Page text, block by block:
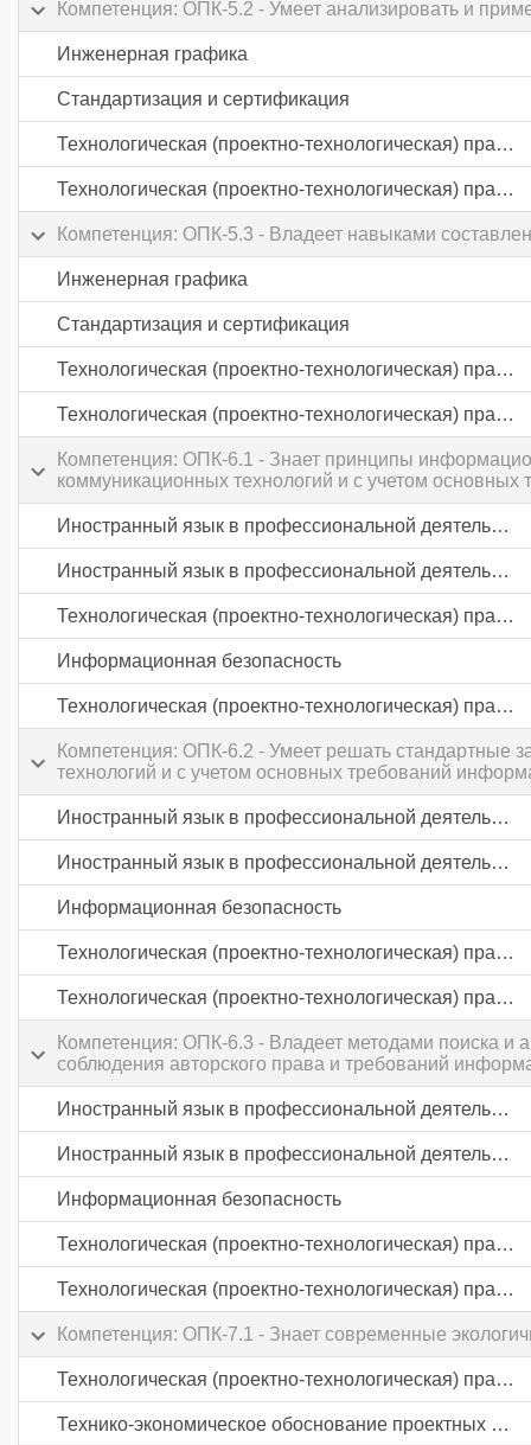
Компетенция: ОПК-5.2 - Умеет анализировать и
Инженерная графика
Стандартизация и сертификация
Технологическая (проектно-технологическая) практика
Технологическая (проектно-технологическая) практика
Компетенция: ОПК-5.3 - Владеет навыками
Инженерная графика
Стандартизация и сертификация
Технологическая (проектно-технологическая) практика
Технологическая (проектно-технологическая) практика
Компетенция: ОПК-6.1 - Знает принципы
коммуникационных технологий и с учетом
Иностранный язык в профессиональной деятельности
Иностранный язык в профессиональной деятельности
Технологическая (проектно-технологическая) практика
Информационная безопасность
Технологическая (проектно-технологическая) практика
Компетенция: ОПК-6.2 - Умеет решать стандартные
технологий и с учетом основных требований
Иностранный язык в профессиональной деятельности
Иностранный язык в профессиональной деятельности
Информационная безопасность
Технологическая (проектно-технологическая) практика
Технологическая (проектно-технологическая) практика
Компетенция: ОПК-6.3 - Владеет методами поиска и
соблюдения авторского права и требований
Иностранный язык в профессиональной деятельности
Иностранный язык в профессиональной деятельности
Информационная безопасность
Технологическая (проектно-технологическая) практика
Технологическая (проектно-технологическая) практика
Компетенция: ОПК-7.1 - Знает современные
Технологическая (проектно-технологическая) практика
Технико-экономическое обоснование проектных решений